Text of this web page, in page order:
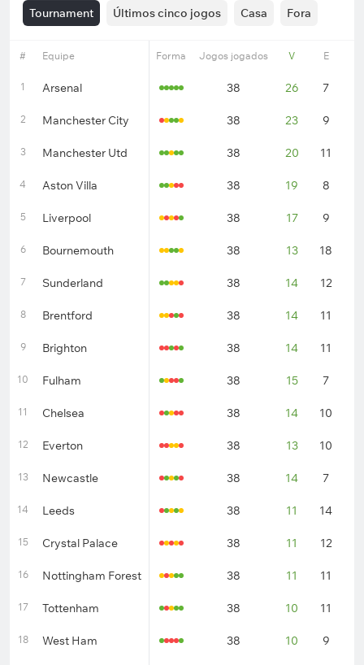
Tournament Últimos cinco jogos Casa Fora
# Equipe Forma Jogos jogados V E
1 Arsenal 38 26 7
2 Manchester City 38 23 9
3 Manchester Utd 38 20 11
4 Aston Villa 38 19 8
5 Liverpool 38 17 9
6 Bournemouth 38 13 18
7 Sunderland 38 14 12
8 Brentford 38 14 11
9 Brighton 38 14 11
10 Fulham 38 15 7
11 Chelsea 38 14 10
12 Everton 38 13 10
13 Newcastle 38 14 7
14 Leeds 38 11 14
15 Crystal Palace 38 11 12
16 Nottingham Forest 38 11 11
17 Tottenham 38 10 11
18 West Ham 38 10 9